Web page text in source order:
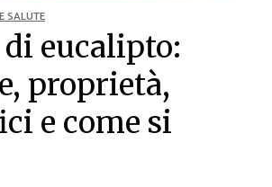
SALUTE
eucalipto:
proprietà,
e come si